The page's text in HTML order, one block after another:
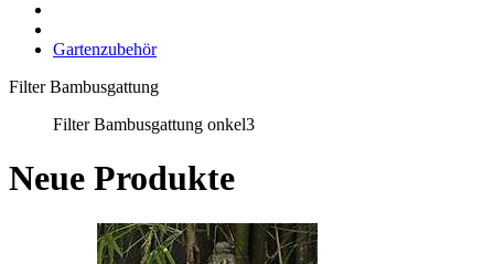
Gartenzubehör
Filter Bambusgattung
Filter Bambusgattung onkel3
Neue Produkte